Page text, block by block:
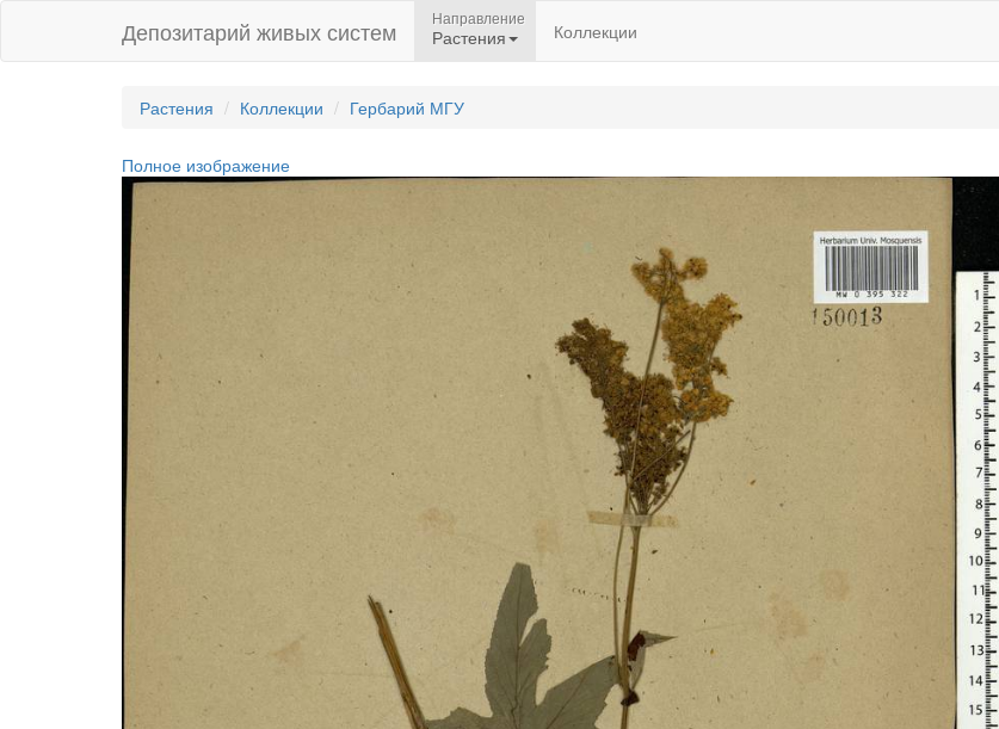
Депозитарий живых систем Направление
Растения Коллекции
Растения Коллекции Гербарий МГУ
Полное изображение